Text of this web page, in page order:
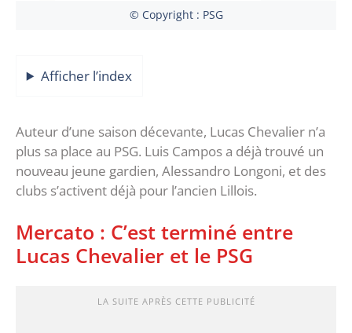
© Copyright : PSG
Afficher l’index
Auteur d’une saison décevante, Lucas Chevalier n’a
plus sa place au PSG. Luis Campos a déjà trouvé un
nouveau jeune gardien, Alessandro Longoni, et des
clubs s’activent déjà pour l’ancien Lillois.
Mercato : C’est terminé entre
Lucas Chevalier et le PSG
LA SUITE APRÈS CETTE PUBLICITÉ